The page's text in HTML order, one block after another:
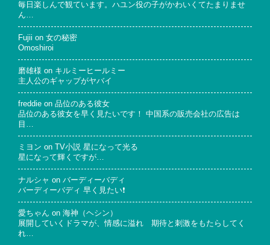
毎日楽しんで観ています。ハユン役の子がかわいくてたまりませ
ん…
Fujii on 女の秘密
Omoshiroi
磨雄様 on キルミーヒールミー
主人公のギャップがヤバイ
freddie on 品位のある彼女
品位のある彼女を早く見たいです！ 中国系の販売会社の広告は
目…
ミヨン on
TV小説 星になって光る
星になって輝くですが…
ナルシャ on バーディーバディ
バーディーバディ 早く見たい❗
愛ちゃん on 海神（ヘシン）
展開していくドラマが、情感に溢れ 期待と刺激をもたらしてく
れ…